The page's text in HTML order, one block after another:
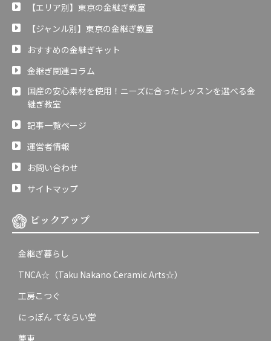
【エリア別】東京の金継ぎ教室
【ジャンル別】東京の金継ぎ教室
おすすめの金継ぎキット
金継ぎ関連コラム
国産の安心素材を使用！ニーズに合ったレッスンを選べる金
継ぎ教室
記事一覧ページ
運営者情報
お問い合わせ
サイトマップ
ピックアップ
金継ぎ暮らし
TNCA☆（Taku Nakano Ceramic Arts☆）
工房こつぐ
にっぽん てならい堂
夢東